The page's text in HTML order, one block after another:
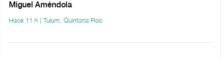
Miguel Améndola
Hace 11 h | Tulum, Quintana Roo